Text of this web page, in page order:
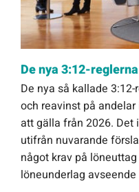
De nya 3:12-
De nya så kallade
och reavinst på
att gälla från 2026.
utifrån nuvarande
något krav på
löneunderlag avseende